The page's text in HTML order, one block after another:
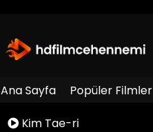
Ana Sayfa Popüler Filmler
Kim Tae-ri